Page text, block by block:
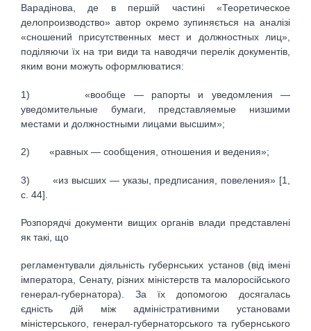
Варадінова, де в першій частині «Теоретическое
делопроизводство» автор окремо зупиняється на аналізі
«сношений присутственных мест и должностных лиц»,
поділяючи їх на три види та наводячи перелік документів,
яким вони можуть оформлюватися:
1) «вообще — рапорты и уведомления —
уведомительные бумаги, представляемые низшими
местами и должностными лицами высшим»;
2) «равных — сообщения, отношения и ведения»;
3) «из высших — указы, предписания, повеления» [1,
с. 44].
Розпорядчі документи вищих органів влади представлені
як такі, що
регламентували діяльність губернських установ (від імені
імператора, Сенату, різних міністерств та малоросійського
генерал-губернатора). За їх допомогою досягалась
єдність дій між адміністративними установами
міністерського, генерал-губернаторського та губернського